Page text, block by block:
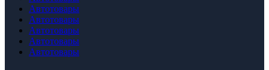
Автотовары
Автотовары
Автотовары
Автотовары
Автотовары